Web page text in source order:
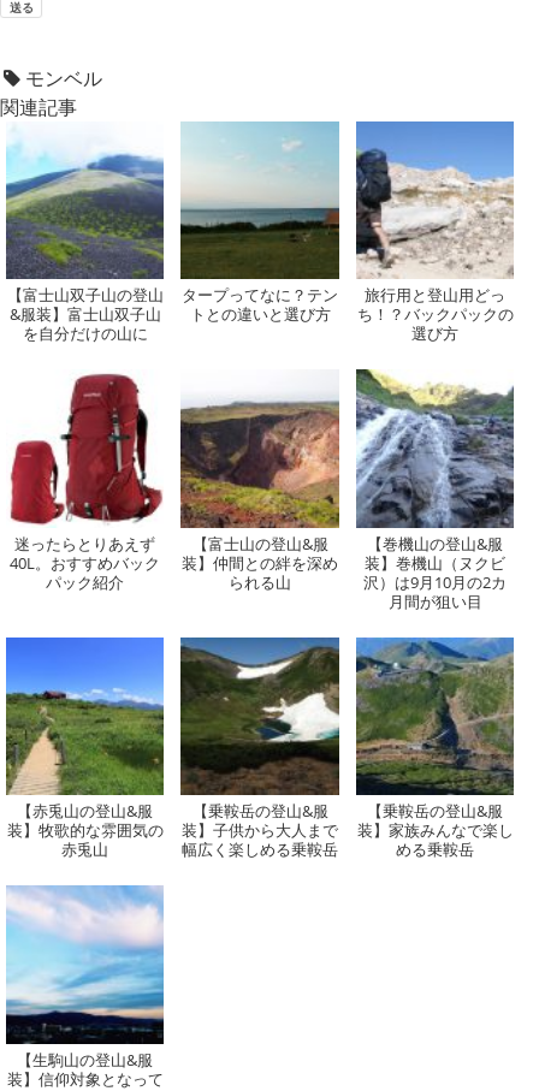
モンベル
関連記事
【富士山双子山の登山
&服装】富士山双子山
を自分だけの山に
タープってなに？テン
トとの違いと選び方
旅行用と登山用どっ
ち！？バックパックの
選び方
迷ったらとりあえず
40L。おすすめバック
パック紹介
【富士山の登山&服
装】仲間との絆を深め
られる山
【巻機山の登山&服
装】巻機山（ヌクビ
沢）は9月10月の2カ
月間が狙い目
【赤兎山の登山&服
装】牧歌的な雰囲気の
赤兎山
【乗鞍岳の登山&服
装】子供から大人まで
幅広く楽しめる乗鞍岳
【乗鞍岳の登山&服
装】家族みんなで楽し
める乗鞍岳
【生駒山の登山&服
装】信仰対象となって